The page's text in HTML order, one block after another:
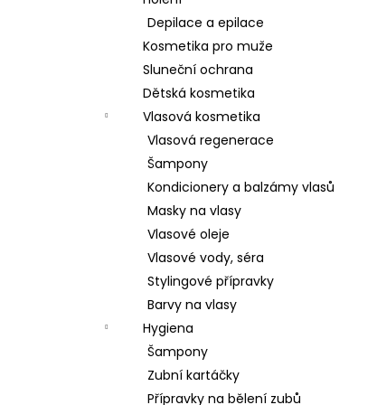
Depilace a epilace
Kosmetika pro muže
Sluneční ochrana
Dětská kosmetika
Vlasová kosmetika
Vlasová regenerace
Šampony
Kondicionery a balzámy vlasů
Masky na vlasy
Vlasové oleje
Vlasové vody, séra
Stylingové přípravky
Barvy na vlasy
Hygiena
Šampony
Zubní kartáčky
Přípravky na bělení zubů